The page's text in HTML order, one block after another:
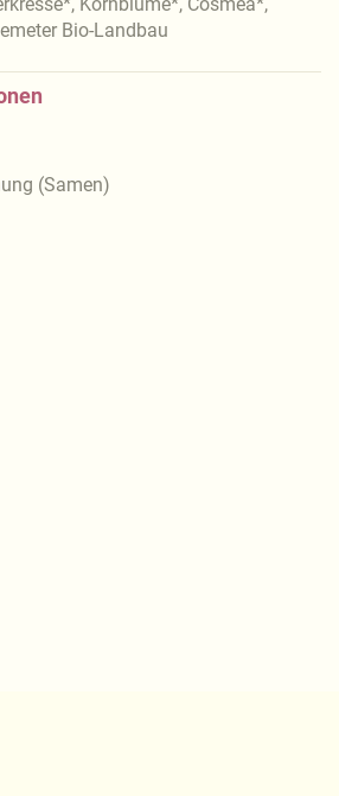
Bio-Landbau
(Samen)